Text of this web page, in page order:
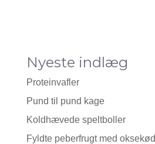
Nyeste indlæg
Proteinvafler
Pund til pund kage
Koldhævede speltboller
Fyldte peberfrugt med oksekød